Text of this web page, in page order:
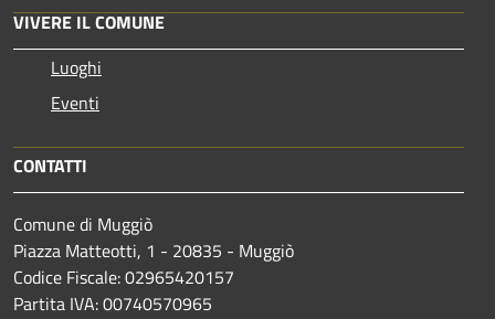
VIVERE IL COMUNE
Luoghi
Eventi
CONTATTI
Comune di Muggiò
Piazza Matteotti, 1 - 20835 - Muggiò
Codice Fiscale: 02965420157
Partita IVA: 00740570965